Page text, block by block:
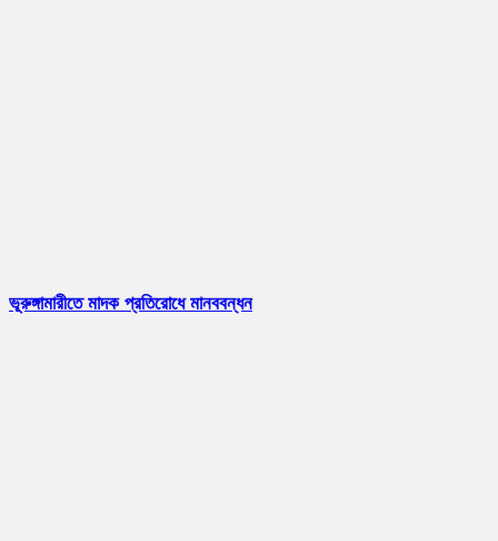
ভূরুঙ্গামারীতে মাদক প্রতিরোধে মানববন্ধন